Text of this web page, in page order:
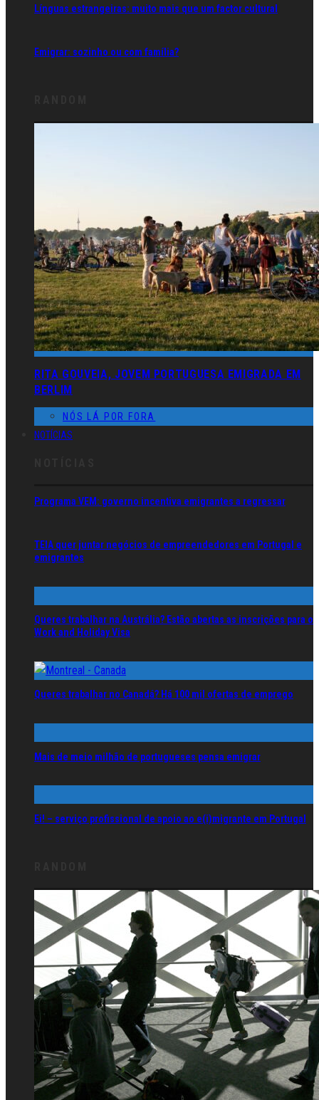
Línguas estrangeiras: muito mais que um factor cultural
Emigrar: sozinho ou com família?
RITA GOUVEIA, JOVEM PORTUGUESA EMIGRADA EM
BERLIM
NÓS LÁ POR FORA
NOTÍCIAS
Programa VEM: governo incentiva emigrantes a regressar
TEIA quer juntar negócios de empreendedores em Portugal e
emigrantes
Queres trabalhar na Austrália? Estão abertas as inscrições para o
Work and Holiday Visa
Queres trabalhar no Canadá? Há 100 mil ofertas de emprego
Mais de meio milhão de portugueses pensa emigrar
Ei! – serviço profissional de apoio ao e(i)migrante em Portugal